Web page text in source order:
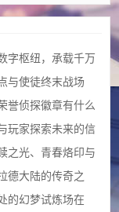
字枢纽，承载千万
与使徒终末战场
誉侦探徽章有什么
玩家探索未来的信
之光、青春烙印与
德大陆的传奇之
的幻梦试炼场在